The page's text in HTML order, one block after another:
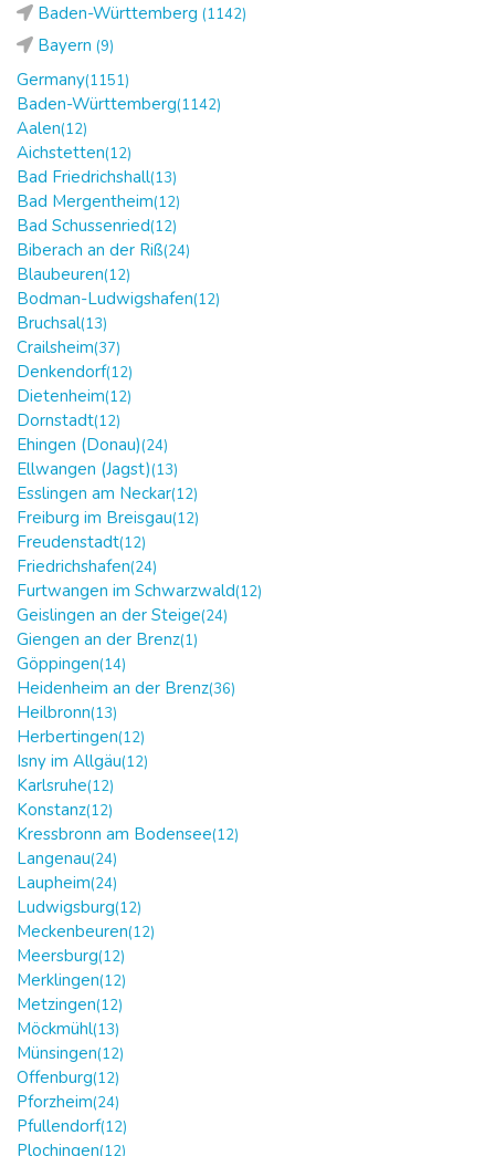
Baden-Württemberg (1142)
Bayern (9)
Germany(1151)
Baden-Württemberg(1142)
Aalen(12)
Aichstetten(12)
Bad Friedrichshall(13)
Bad Mergentheim(12)
Bad Schussenried(12)
Biberach an der Riß(24)
Blaubeuren(12)
Bodman-Ludwigshafen(12)
Bruchsal(13)
Crailsheim(37)
Denkendorf(12)
Dietenheim(12)
Dornstadt(12)
Ehingen (Donau)(24)
Ellwangen (Jagst)(13)
Esslingen am Neckar(12)
Freiburg im Breisgau(12)
Freudenstadt(12)
Friedrichshafen(24)
Furtwangen im Schwarzwald(12)
Geislingen an der Steige(24)
Giengen an der Brenz(1)
Göppingen(14)
Heidenheim an der Brenz(36)
Heilbronn(13)
Herbertingen(12)
Isny im Allgäu(12)
Karlsruhe(12)
Konstanz(12)
Kressbronn am Bodensee(12)
Langenau(24)
Laupheim(24)
Ludwigsburg(12)
Meckenbeuren(12)
Meersburg(12)
Merklingen(12)
Metzingen(12)
Möckmühl(13)
Münsingen(12)
Offenburg(12)
Pforzheim(24)
Pfullendorf(12)
Plochingen(12)